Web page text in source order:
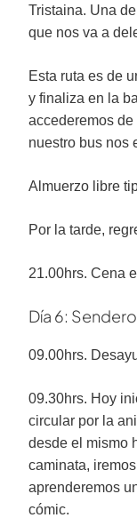
Tristaina. Una
que nos va a
Esta ruta es de
y finaliza en la
accederemos
nuestro bus nos
Almuerzo libre
Por la tarde,
21.00hrs. Cena
Día 6:
09.00hrs.
09.30hrs. Hoy
circular por la
desde el mismo
caminata,
aprenderemos
cómic.